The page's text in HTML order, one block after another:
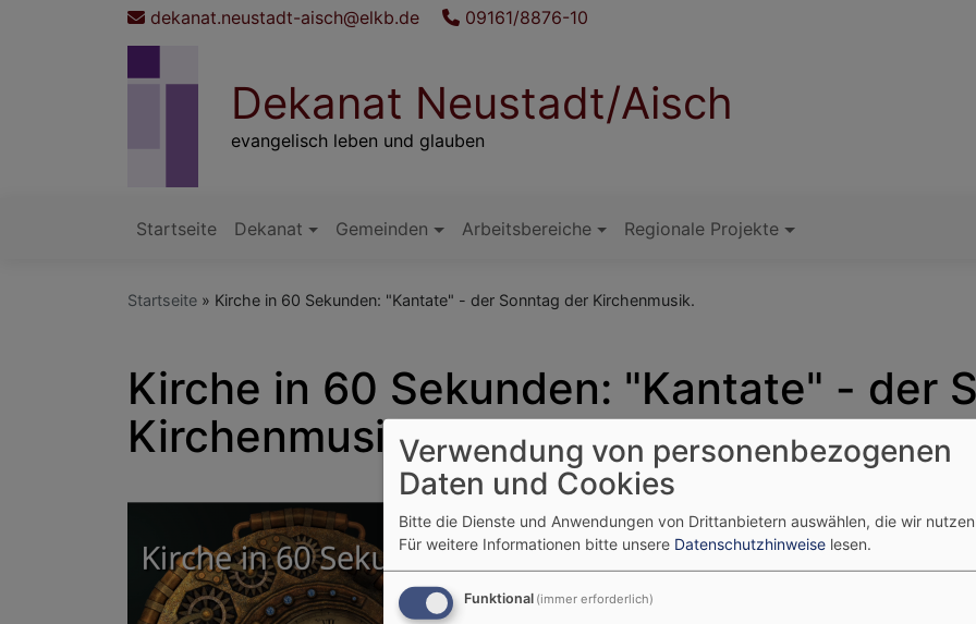
dekanat.neustadt-aisch@elkb.de 09161/8876-10
Dekanat Neustadt/Aisch
evangelisch leben und glauben
Hauptnavigation
Startseite Dekanat Gemeinden Arbeitsbereiche Regionale Projekte
Startseite Kirche in 60 Sekunden: "Kantate" - der Sonntag der Kirchenmusik.
Kirche in 60 Sekunden: "Kantate" - der
Kirchenmusik.
"Kantate" nennt sich der vierte Sontag nach Ostern. Es
Seinen Namen hat er aus dem Psalm 98: "Singet dem
Unser Video aus der Reihe "Kirche in 60 Sekunden"
biblischerZeit und der Kirchengeschichte.
Verwendung von personenbezogenen
Daten und Cookies
Bitte die Dienste und Anwendungen von Drittanbietern auswählen, die wir
Für weitere Informationen bitte unsere Datenschutzhinweise lesen.
Funktional (immer erforderlich)